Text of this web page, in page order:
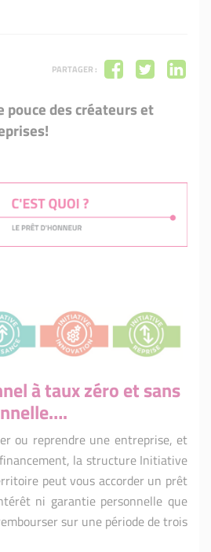
PARTAGER :
pouce des créateurs et
à taux zéro et sans
….
ou reprendre une entreprise, et
la structure Initiative
peut vous accorder un prêt
ni garantie personnelle que
sur une période de trois